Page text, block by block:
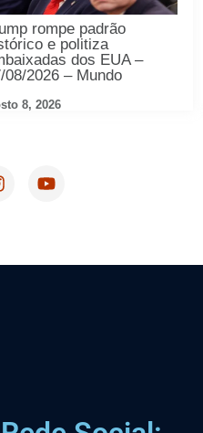
rompe padrão
e politiza
dos EUA –
08/2026 – Mundo
8, 2026